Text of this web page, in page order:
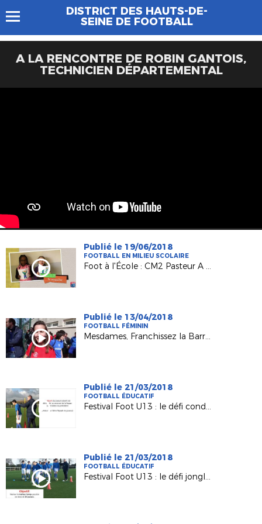
DISTRICT DES HAUTS-DE-
SEINE DE FOOTBALL
A LA RENCONTRE DE ROBIN GANTOIS,
TECHNICIEN DÉPARTEMENTAL
Publié le 19/06/2018
FOOTBALL EN MILIEU SCOLAIRE
Foot à l'École : CM2 Pasteur A à Garches
Publié le 13/04/2018
FOOTBALL FÉMININ
Mesdames, Franchissez la Barrière 2018
Publié le 21/03/2018
FOOTBALL ÉDUCATIF
Festival Foot U13 : le défi conduite de balle
Publié le 21/03/2018
FOOTBALL ÉDUCATIF
Festival Foot U13 : le défi jonglerie